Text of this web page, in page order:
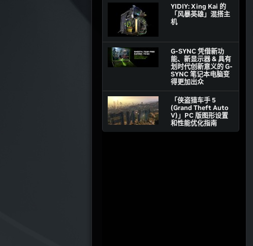
YIDIY: Xing Kai 的
「风暴英雄」混搭主
机
G-SYNC 凭借新功
能、新显示器 & 具有
划时代创新意义的 G-
SYNC 笔记本电脑变
得更加出众
「侠盗猎车手 5
(Grand Theft Auto
V)」PC 版图形设置
和性能优化指南